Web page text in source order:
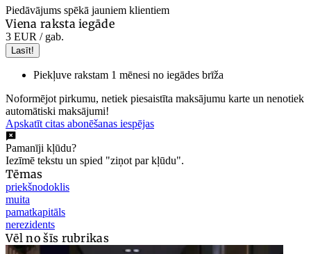
Piedāvājums spēkā jauniem klientiem
Viena raksta iegāde
3 EUR / gab.
Lasīt!
Piekļuve rakstam 1 mēnesi no iegādes brīža
Noformējot pirkumu, netiek piesaistīta maksājumu karte un nenotiek
automātiski maksājumi!
Apskatīt citas abonēšanas iespējas
Pamanīji kļūdu?
Iezīmē tekstu un spied "ziņot par kļūdu".
Tēmas
priekšnodoklis
muita
pamatkapitāls
nerezidents
Vēl no šīs rubrikas